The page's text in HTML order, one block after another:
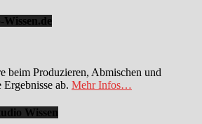
beim Produzieren, Abmischen und
ab. Mehr Infos…
Wissen